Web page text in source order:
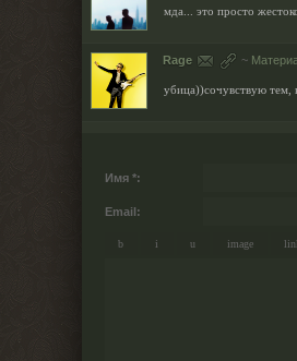
мда... это просто
Rage ~
убица))сочувствую тем,
Имя *:
Email: